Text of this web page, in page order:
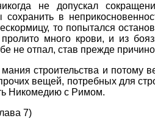
не допускал
сохранить в
то попытался
много крови, и из
не отпал, став прежде
строительства и потому
вещей, потребных для
Никомедию с Римом.
7)